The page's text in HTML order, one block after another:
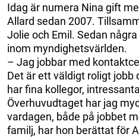
Idag är numera Nina gift
Allard sedan 2007.
Jolie och Emil. Sedan
inom myndighetsvärlden.
– Jag jobbar med
Det är ett väldigt roligt jobb
har fina kollegor,
Överhuvudtaget har jag
vardagen, både på jobbet
familj, har hon berättat för